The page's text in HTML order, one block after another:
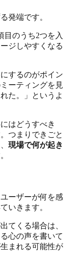
発端です。
目のうち2つを入
ジしやすくなる
するのがポイン
ーティングを見
た。」というよ
はどうすべき
つまりできごと
現場で何が起き
ーザーが何を感
いきます。
てくる場合は、
心の声を書いて
まれる可能性が